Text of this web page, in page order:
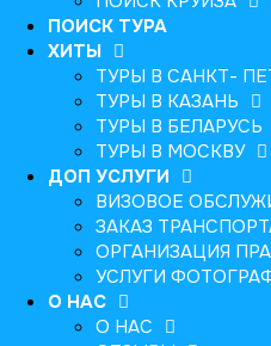
ПОИСК ТУРА
ХИТЫ
ТУРЫ В САНКТ-
ТУРЫ В КАЗАНЬ
ТУРЫ В БЕЛАРУСЬ
ТУРЫ В МОСКВУ
ДОП УСЛУГИ
ВИЗОВОЕ
ЗАКАЗ
ОРГАНИЗАЦИЯ
УСЛУГИ
О НАС
О НАС